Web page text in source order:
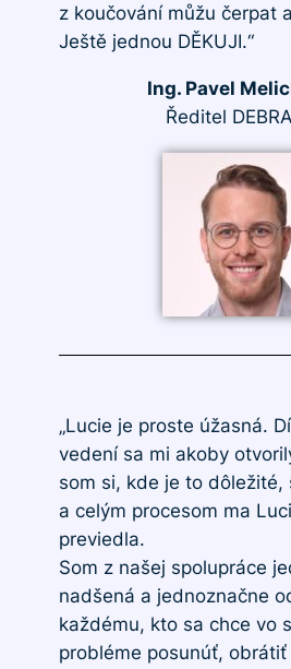
z koučování můžu čerpat
Ještě jednou DĚKUJI.“
Ing. Pavel
Ředitel
„Lucie je proste úžasná.
vedení sa mi akoby
som si, kde je to dôležité,
a celým procesom ma
previedla.
Som z našej spolupráce
nadšená a jednoznačne
každému, kto sa chce vo
probléme posunúť, obrátiť